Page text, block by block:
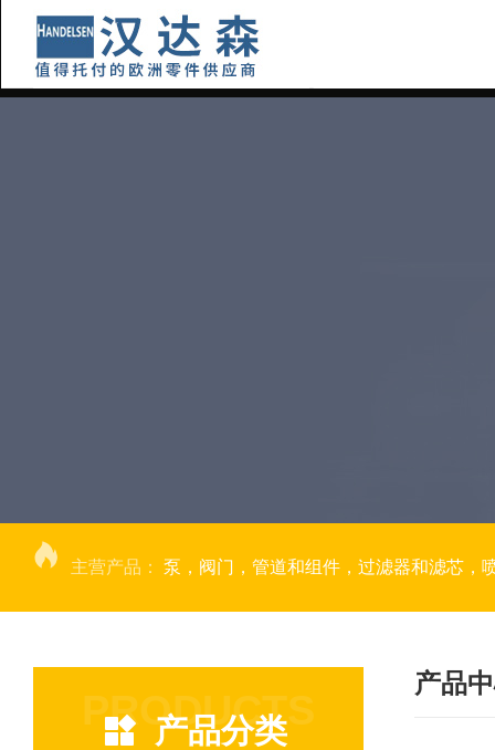
主营产品： 泵，阀门，管道和组件，过滤器和滤芯，
PRODUCTS
产品分类
产品